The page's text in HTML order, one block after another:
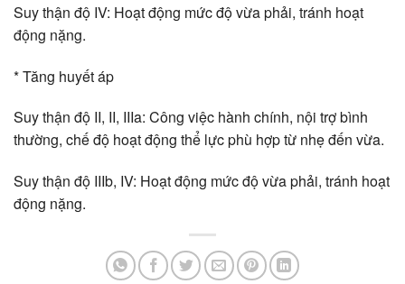
Suy thận độ IV: Hoạt động mức độ vừa phải, tránh hoạt
động nặng.
* Tăng huyết áp
Suy thận độ II, II, IIIa: Công việc hành chính, nội trợ bình
thường, chế độ hoạt động thể lực phù hợp từ nhẹ đến vừa.
Suy thận độ IIIb, IV: Hoạt động mức độ vừa phải, tránh hoạt
động nặng.